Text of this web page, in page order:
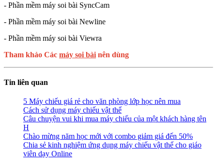
- Phần mềm máy soi bài SyncCam
- Phần mềm máy soi bài Newline
- Phần mềm máy soi bài Viewra
Tham khảo Các máy soi bài nên dùng
Tin liên quan
5 Máy chiếu giá rẻ cho văn phòng lớp học nên mua
Cách sử dụng máy chiếu vật thể
Câu chuyện vui khi mua máy chiếu của một khách hàng tên
H
Chào mừng năm học mới với combo giảm giá đến 50%
Chia sẻ kinh nghiệm ứng dụng máy chiếu vật thể cho giáo
viên dạy Online